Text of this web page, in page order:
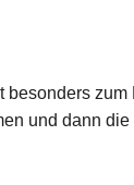
zum
und dann